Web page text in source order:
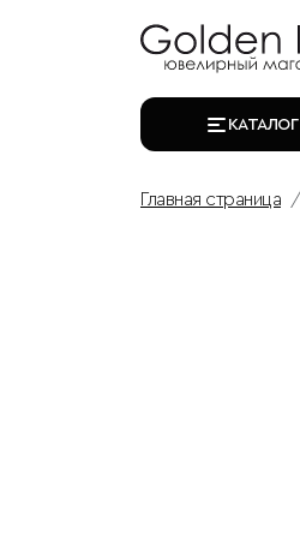
КАТАЛОГ
Главная страница